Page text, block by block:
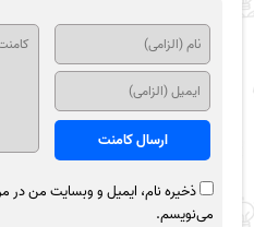
ذخیره نام، ایمیل و وبسایت من در
می‌نویسم.